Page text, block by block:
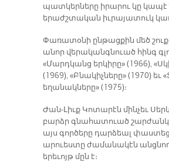
պատկերները իրարու կը կապէ
երաժշտական իւրայատուկ
Փառատօնի ընթացքին մեծ
անոր վերականգնուած հինգ
«Մարդկանց երկիրը» (1966),
(1969), «Բնակիչները» (1970) եւ
եղանակները» (1975)։
Ժան-Լիւք Կոտարէն մինչեւ
բարձր գնահատուած
այս գործերը դարձեալ
արուեստը ժամանակէն
երեւոյթ մըն է։